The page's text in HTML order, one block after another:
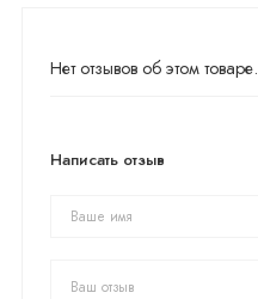
Нет отзывов об этом товаре.
Написать отзыв